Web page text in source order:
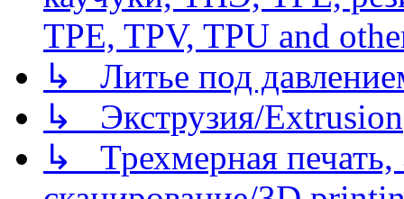
TPE, TPV, TPU and
↳ Литье под
↳ Экструзия/Extrusion
↳ Трехмерная